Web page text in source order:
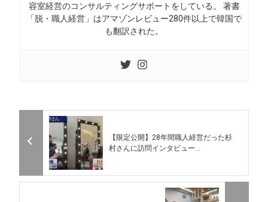
容室経営のコンサルティングサポートをしている。 著書
「脱・職人経営」はアマゾンレビュー280件以上で韓国で
も翻訳された。
【限定公開】28年間職人経営だった杉
村さんに訪問インタビュー...